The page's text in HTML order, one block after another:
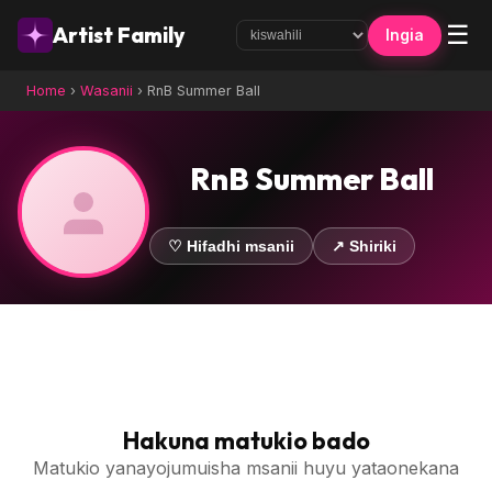
Artist Family Ingia ☰
Home › Wasanii › RnB Summer Ball
RnB Summer Ball
♡ Hifadhi msanii ↗ Shiriki
Hakuna matukio bado
Matukio yanayojumuisha msanii huyu yataonekana